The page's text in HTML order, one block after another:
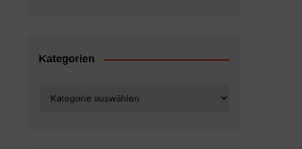
Kategorien